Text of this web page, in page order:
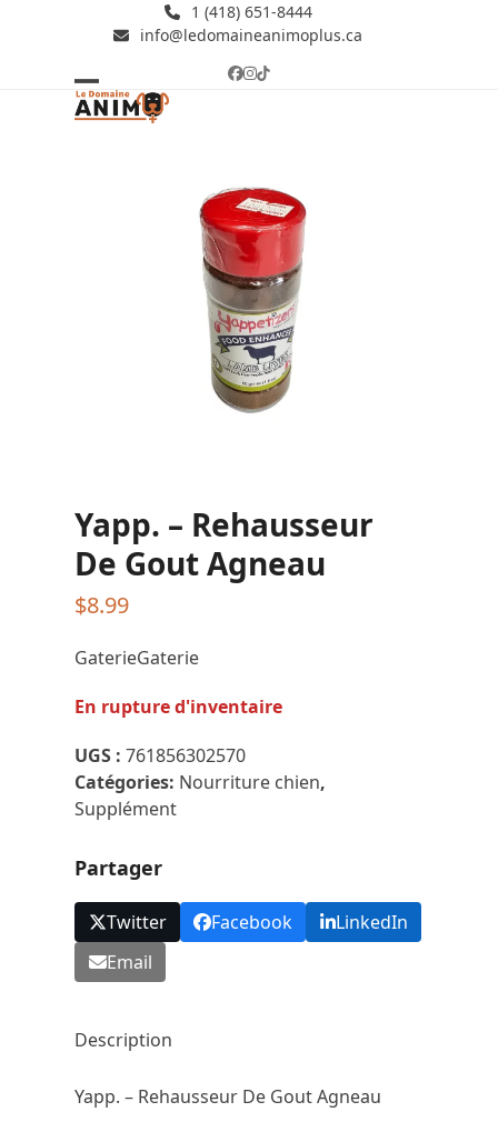
1 (418) 651-8444
info@ledomaineanimoplus.ca
Facebook
Instagram
Tiktok
Open
Close
Yapp. – Rehausseur
De Gout Agneau
$8.99
GaterieGaterie
En rupture d'inventaire
UGS :761856302570
Catégories: Nourriture chien,
Supplément
Partager
Twitter Facebook
LinkedIn
Email
Description
Yapp. – Rehausseur De Gout Agneau